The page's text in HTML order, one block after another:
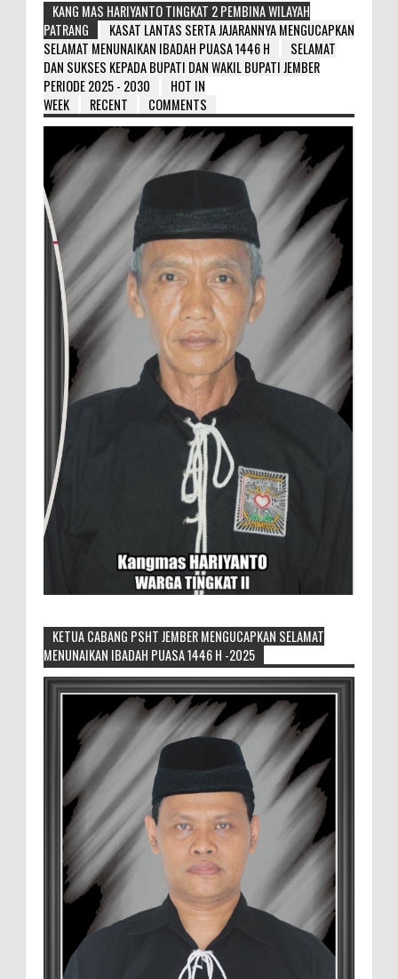
KANG MAS HARIYANTO TINGKAT 2 PEMBINA WILAYAH
PATRANG
KASAT LANTAS SERTA JAJARANNYA MENGUCAPKAN
SELAMAT MENUNAIKAN IBADAH PUASA 1446 H
SELAMAT
DAN SUKSES KEPADA BUPATI DAN WAKIL BUPATI JEMBER
PERIODE 2025 - 2030
HOT IN
WEEK
RECENT COMMENTS
Generasi Kedua Pertahankan Grup
Keroncong Agar Tetap Eksis
Grup Keroncong Setia Kawan dari Jember,
ikut memeriahkan panggung JFC
Exhibition di Alun-Alun Jember beberapa waktu lalu.
MEMOPOS.co.id, Jem...
Duta GenRe Blora 2026 Siap Untuk
Menjadi Agen Perubahan
BLORA — Rizky Akbar Putra Basyari dari
PIK-R Gemilang SMA Negeri 1 Blora dan
Salsabila Hidayatul Kamilah dari PIK-R Tunas Cahaya
Kecamatan B...
Menko Zulhas Wajibkan Program Makan
KETUA CABANG PSHT JEMBER MENGUCAPKAN SELAMAT
MENUNAIKAN IBADAH PUASA 1446 H -2025